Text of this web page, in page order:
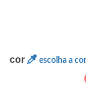
cor escolha a